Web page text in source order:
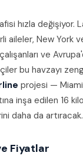
hızla değişiyor.
aileler, New York
ve
bu havzayı
projesi —
inşa edilen 16
daha da artıracak.
Fiyatlar